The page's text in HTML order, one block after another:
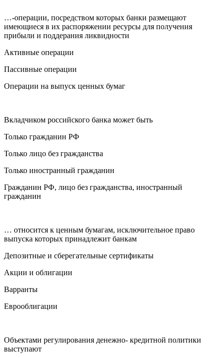
…-операции, посредством которых банки размещают
имеющиеся в их распоряжении ресурсы для получения
прибыли и поддерания ликвидности
Активные операции
Пассивные операции
Операции на выпуск ценных бумаг
Вкладчиком российского банка может быть
Только гражданин РФ
Только лицо без гражданства
Только иностранный гражданин
Гражданин РФ, лицо без гражданства, иностранный
гражданин
… относится к ценным бумагам, исключительное право
выпуска которых принадлежит банкам
Депозитные и сберегательные сертификаты
Акции и облигации
Варранты
Еврооблигации
Объектами регулирования денежно- кредитной политики
выступают